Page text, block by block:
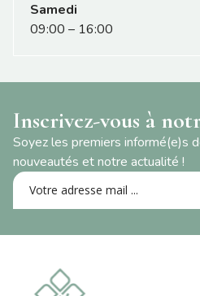
Samedi
09:00 – 16:00
Inscrivez-vous à
Soyez les premiers informé(e)s
nouveautés et notre actualité !